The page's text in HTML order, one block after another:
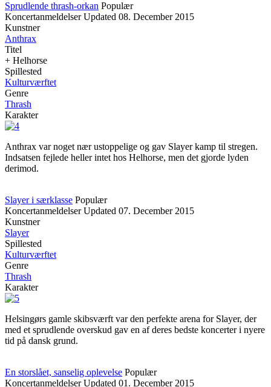
Sprudlende thrash-orkan Populær
Koncertanmeldelser Updated 08. December 2015
Kunstner
Anthrax
Titel
+ Helhorse
Spillested
Kulturværftet
Genre
Thrash
Karakter
Anthrax var noget nær ustoppelige og gav Slayer kamp til stregen.
Indsatsen fejlede heller intet hos Helhorse, men det gjorde lyden
derimod.
Slayer i særklasse Populær
Koncertanmeldelser Updated 07. December 2015
Kunstner
Slayer
Spillested
Kulturværftet
Genre
Thrash
Karakter
Helsingørs gamle skibsværft var den perfekte arena for Slayer, der
med et sprudlende overskud gav en af deres bedste koncerter i nyere
tid på dansk grund.
En storslået, sanselig oplevelse Populær
Koncertanmeldelser Updated 01. December 2015